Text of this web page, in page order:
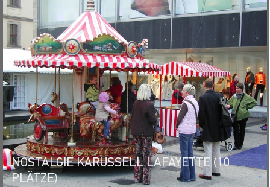
NOSTALGIE KARUSSELL LAFAYETTE (10
PLÄTZE)